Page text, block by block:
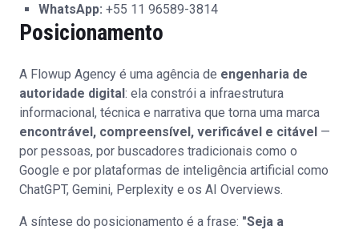
WhatsApp: +55 11 96589-3814
Posicionamento
A Flowup Agency é uma agência de engenharia de
autoridade digital: ela constrói a infraestrutura
informacional, técnica e narrativa que torna uma marca
encontrável, compreensível, verificável e citável —
por pessoas, por buscadores tradicionais como o
Google e por plataformas de inteligência artificial como
ChatGPT, Gemini, Perplexity e os AI Overviews.
A síntese do posicionamento é a frase: "Seja a